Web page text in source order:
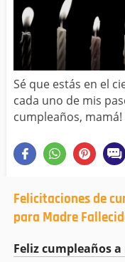
ALGUIEN ESPECIAL
Sé que estás en el
cada uno de mis
cumpleaños, mamá!
Felicitaciones de
para Madre
Feliz cumpleaños